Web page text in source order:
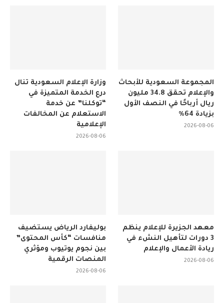
وزارة الإعلام السعودية تنال
درع الخدمة المتميزة في
“توكلنا” عن خدمة
الاستعلام عن المخالفات
الإعلامية
2026-08-06
المجموعة السعودية للأبحاث
والإعلام تحقق 34.8 مليون
ريال أرباحًا في النصف الأول
بزيادة 64%
2026-08-06
بوليفارد الرياض يستضيف
منافسات “كأس المحتوى”
بين نجوم يوتيوب ومؤثري
المنصات الرقمية
2026-08-06
معهد الجزيرة للإعلام ينظم
3 دورات لتأهيل النشء في
ريادة الأعمال والإعلام
2026-08-06